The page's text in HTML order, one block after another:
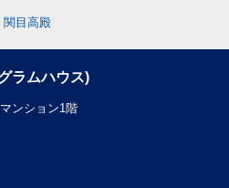
関目高殿
ラムハウス)
ンション1階